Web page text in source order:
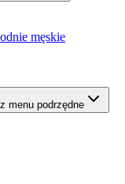
męskie
menu podrzędne